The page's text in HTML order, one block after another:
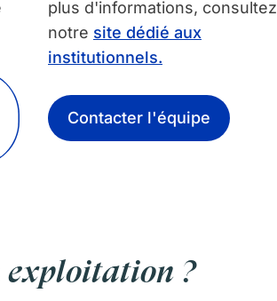
plus d'informations, consultez
notre site dédié aux
institutionnels.
Contacter l'équipe
exploitation ?